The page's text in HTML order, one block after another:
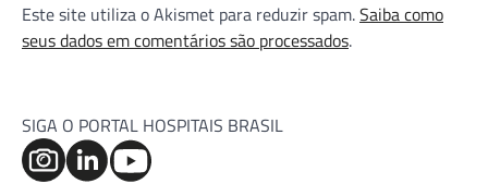
Este site utiliza o Akismet para reduzir spam.Saiba como
seus dados em comentários são processados.
SIGA O PORTAL HOSPITAIS BRASIL